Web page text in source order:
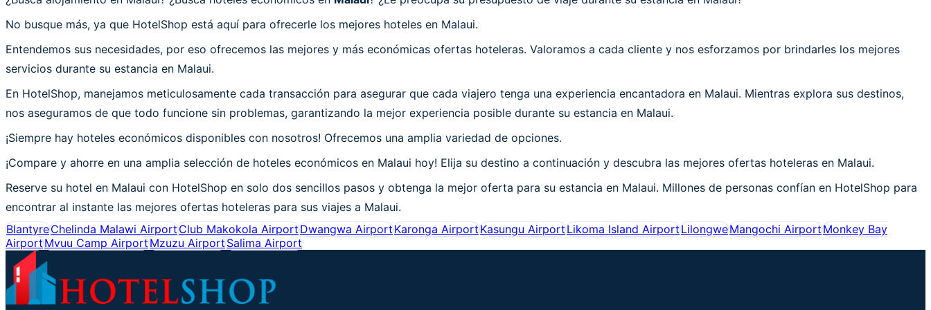
No busque más, ya que HotelShop está aquí para ofrecerle los mejores hoteles en Malaui.
Entendemos sus necesidades, por eso ofrecemos las mejores y más económicas ofertas hoteleras. Valoramos a cada cliente y nos esforzamos por brindarles los mejores
servicios durante su estancia en Malaui.
En HotelShop, manejamos meticulosamente cada transacción para asegurar que cada viajero tenga una experiencia encantadora en Malaui. Mientras explora sus destinos,
nos aseguramos de que todo funcione sin problemas, garantizando la mejor experiencia posible durante su estancia en Malaui.
¡Siempre hay hoteles económicos disponibles con nosotros! Ofrecemos una amplia variedad de opciones.
¡Compare y ahorre en una amplia selección de hoteles económicos en Malaui hoy! Elija su destino a continuación y descubra las mejores ofertas hoteleras en Malaui.
Reserve su hotel en Malaui con HotelShop en solo dos sencillos pasos y obtenga la mejor oferta para su estancia en Malaui. Millones de personas confían en HotelShop para
encontrar al instante las mejores ofertas hoteleras para sus viajes a Malaui.
BlantyreChelinda Malawi AirportClub Makokola AirportDwangwa AirportKaronga AirportKasungu AirportLikoma Island AirportLilongweMangochi AirportMonkey Bay
AirportMvuu Camp AirportMzuzu AirportSalima Airport